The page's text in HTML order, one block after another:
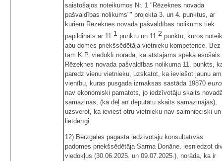
saistošajos noteikumos Nr. 1 "Rēzeknes novada
pašvaldības nolikums"" projekta 3. un 4. punktus, ar
kuriem Rēzeknes novada pašvaldības nolikums tiek
papildināts ar 11.1 punktu un 11.2 punktu, kuros
abu domes priekšsēdētāja vietnieku kompetence. Bez
tam K.P. viedoklī norāda, ka atstājams spēkā esošais
Rēzeknes novada pašvaldības nolikuma 11. punkts,
paredz vienu vietnieku, uzskatot, ka ieviešot jaunu
vienību, kuras pusgada izmaksas sastāda 19870 euro
nav ekonomiski pamatots, jo iedzīvotāju skaits
samazinās, (kā dēļ arī deputātu skaits samazinājās),
uzsverot, ka ieviest otru vietnieku nav saimnieciski un
lietderīgi.
12) Bērzgales pagasta iedzīvotāju konsultatīvās
padomes priekšsēdētāja Sarma Donāne, iesniedzot
viedokļus (30.06.2025. un 09.07.2025.), norāda, ka ir